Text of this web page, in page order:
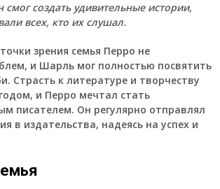
создать удивительные истории,
всех, кто их слушал.
зрения семья Перро не
и Шарль мог полностью посвятить
Страсть к литературе и творчеству
и Перро мечтал стать
писателем. Он регулярно отправлял
в издательства, надеясь на успех и